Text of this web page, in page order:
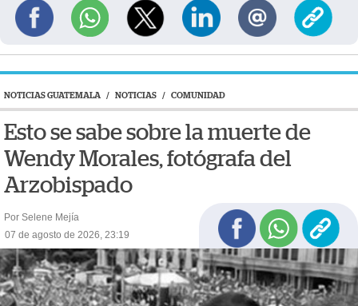
NOTICIAS GUATEMALA / NOTICIAS / COMUNIDAD
Esto se sabe sobre la muerte de
Wendy Morales, fotógrafa del
Arzobispado
Por Selene Mejía
07 de agosto de 2026, 23:19